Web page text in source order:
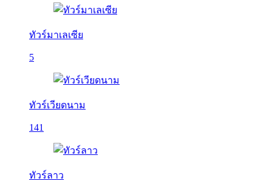
ทัวร์มาเลเซีย
5
ทัวร์เวียดนาม
141
ทัวร์ลาว